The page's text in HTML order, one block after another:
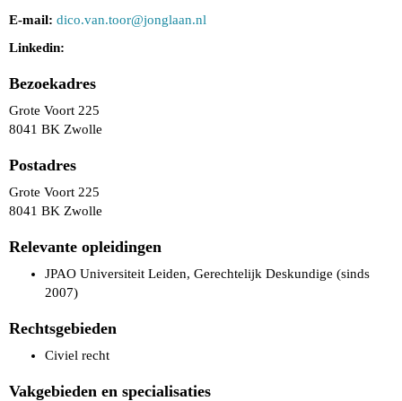
E-mail: root.nav.ocid@jonglaan.nl
Linkedin:
Bezoekadres
Grote Voort 225
8041 BK Zwolle
Postadres
Grote Voort 225
8041 BK Zwolle
Relevante opleidingen
JPAO Universiteit Leiden, Gerechtelijk Deskundige (sinds
2007)
Rechtsgebieden
Civiel recht
Vakgebieden en specialisaties